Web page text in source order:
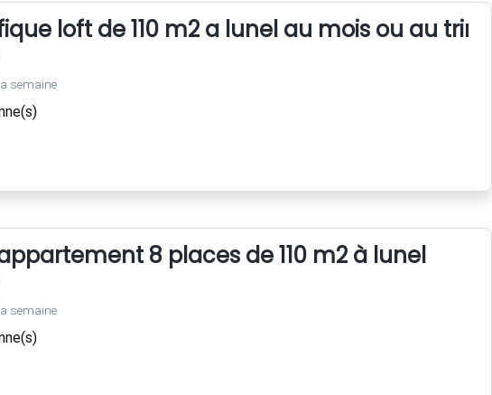
loft de 110 m2 a lunel au mois ou au
semaine
8 places de 110 m2 à lunel
semaine